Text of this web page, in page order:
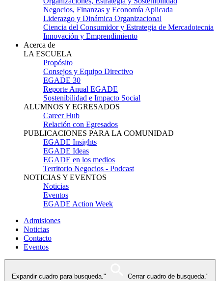
Negocios, Finanzas y Economía Aplicada
Liderazgo y Dinámica Organizacional
Ciencia del Consumidor y Estrategia de Mercadotecnia
Innovación y Emprendimiento
Acerca de
LA ESCUELA
Propósito
Consejos y Equipo Directivo
EGADE 30
Reporte Anual EGADE
Sostenibilidad e Impacto Social
ALUMNOS Y EGRESADOS
Career Hub
Relación con Egresados
PUBLICACIONES PARA LA COMUNIDAD
EGADE Insights
EGADE Ideas
EGADE en los medios
Territorio Negocios - Podcast
NOTICIAS Y EVENTOS
Noticias
Eventos
EGADE Action Week
Admisiones
Noticias
Contacto
Eventos
Expandir cuadro para busqueda." Cerrar cuadro de busqueda."